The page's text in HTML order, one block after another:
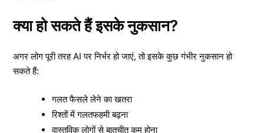
क्या हो सकते हैं इसके नुकसान?
अगर लोग पूरी तरह AI पर निर्भर हो जाएं, तो इसके कुछ गंभीर नुकसान हो
सकते हैं:
गलत फैसले लेने का खतरा
रिश्तों में गलतफहमी बढ़ना
वास्तविक लोगों से बातचीत कम होना